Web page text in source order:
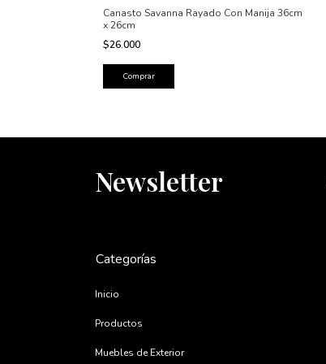
Canasto Savanna Rayado Con Manija 36cm
x 26cm
$26.000
Newsletter
Categorías
Inicio
Productos
Muebles de Exterior